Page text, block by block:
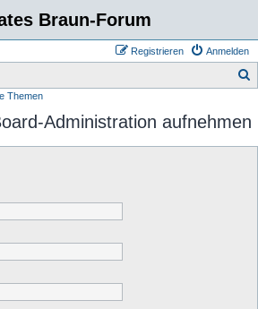
Braun-Forum
Anmelden
Registrieren
Themen
Administration aufnehmen